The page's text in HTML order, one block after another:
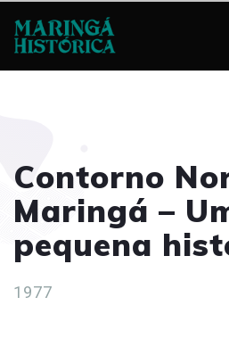
Contorno
Maringá –
pequena
1977